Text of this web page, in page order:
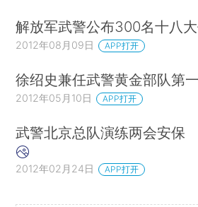
解放军武警公布300名十八
2012年08月09日 APP打开
徐绍史兼任武警黄金部队第
2012年05月10日 APP打开
武警北京总队演练两会安保
2012年02月24日 APP打开